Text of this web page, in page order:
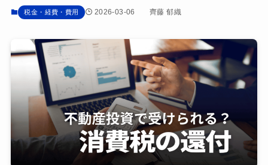
税金・経費・費用 2026-03-06 齊藤 郁織